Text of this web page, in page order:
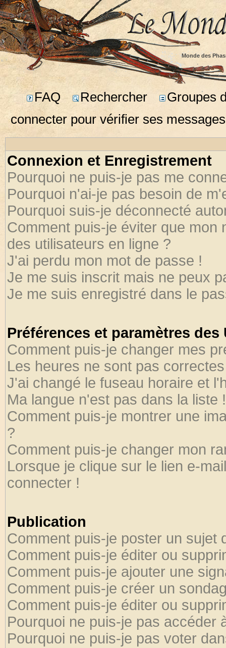
Monde des
FAQ Rechercher
Groupes
connecter pour vérifier ses
Connexion et Enregistrement
Pourquoi ne puis-je pas me
Pourquoi n'ai-je pas besoin de
Pourquoi suis-je déconnecté
Comment puis-je éviter que mon
des utilisateurs en ligne ?
J'ai perdu mon mot de passe !
Je me suis inscrit mais ne peux
Je me suis enregistré dans le
Préférences et paramètres
Comment puis-je changer mes
Les heures ne sont pas
J'ai changé le fuseau horaire et
Ma langue n'est pas dans la liste !
Comment puis-je montrer une
?
Comment puis-je changer mon
Lorsque je clique sur le lien e-
connecter !
Publication
Comment puis-je poster un sujet
Comment puis-je éditer ou
Comment puis-je ajouter une
Comment puis-je créer un
Comment puis-je éditer ou
Pourquoi ne puis-je pas accéder
Pourquoi ne puis-je pas voter